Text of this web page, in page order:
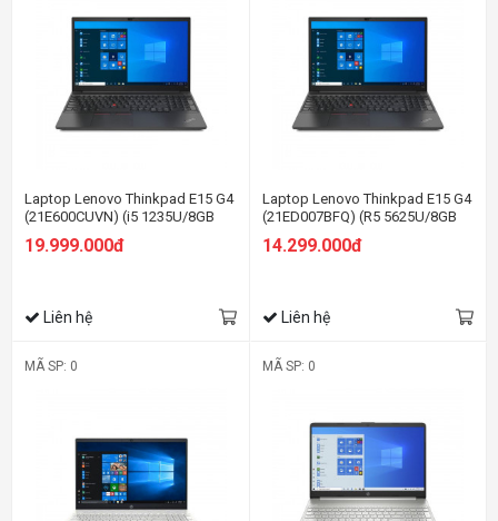
Laptop Lenovo Thinkpad E15 G4
(21E600CUVN) (i5 1235U/8GB
RAM/512GB SSD/15.6
FHD/Win11/Đen)
19.999.000đ
Liên hệ
Laptop Lenovo Thinkpad E15 G4
(21ED007BFQ) (R5 5625U/8GB
RAM/256GB SSD/15.6 FHD/Dos/
Đen)
14.299.000đ
Liên hệ
MÃ SP: 0 MÃ SP: 0